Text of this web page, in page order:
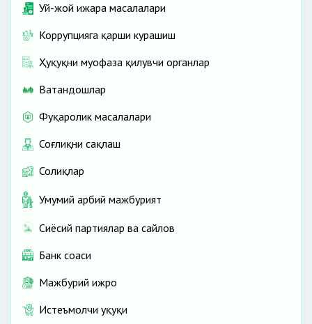
Уй-жой ижара масалалари
Коррупцияга қарши курашиш
Ҳуқуқни муҳофаза қилувчи органлар
Ватандошлар
Фуқаролик масалалари
Соғлиқни сақлаш
Солиқлар
Умумий ҳарбий мажбурият
Сиёсий партиялар ва сайлов
Банк соҳаси
Мажбурий ижро
Истеъмолчи ҳуқуқи